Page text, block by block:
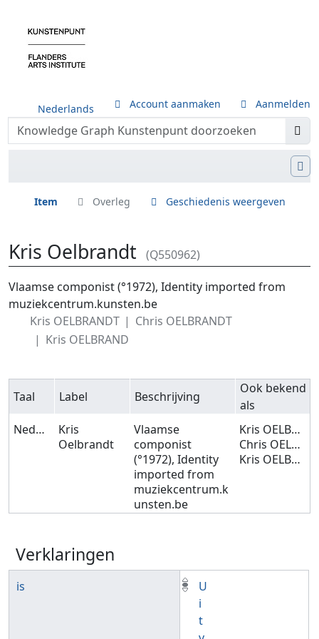
Nederlands Account aanmaken Aanmelden
Item Overleg Geschiedenis weergeven
Kris Oelbrandt (Q550962)
Ga naar:navigatie,zoeken
Vlaamse componist (°1972), Identity imported from
muziekcentrum.kunsten.be
Kris OELBRANDT
Chris OELBRANDT
Kris OELBRAND
Taal Label Beschrijving
Ook bekend
als
Nederlands
Kris
Oelbrandt
Vlaamse
componist
(°1972), Identity
imported from
muziekcentrum.k
unsten.be
Kris OELBRANDT
Chris OELBRANDT
Kris OELBRAND
Verklaringen
is
U
i
t